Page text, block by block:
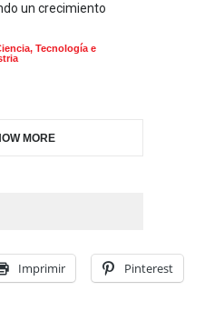
un crecimiento
Tecnología e
MORE
Imprimir Pinterest